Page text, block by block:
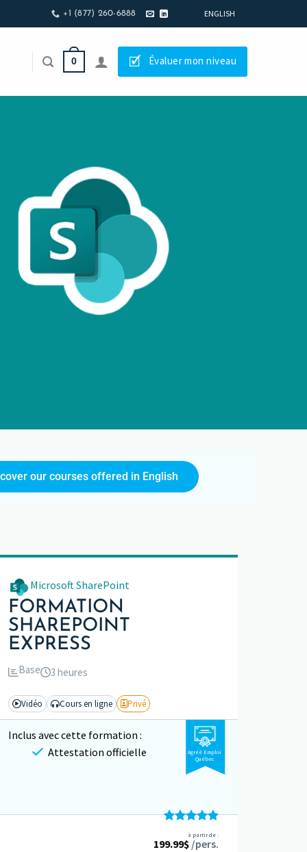
+1 (877) 260-6888 ENGLISH
0 🗹 Évaluer mon niveau
our courses offered in English
Microsoft SharePoint
FORMATION
SHAREPOINT
EXPRESS
Base 3 heures
Vidéo Cours en ligne Privé
Inclus avec cette formation :
Attestation officielle
Agréé Emploi
Québec
Note 4.94
sur 5
à partir de :
199.99$ /pers.